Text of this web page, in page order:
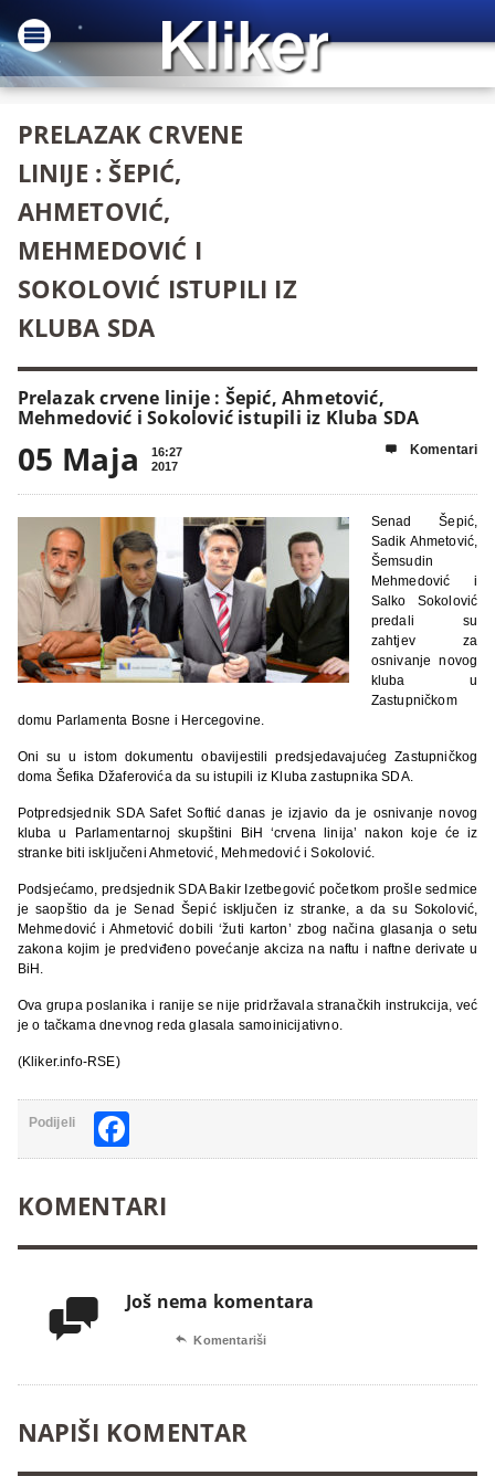
PRELAZAK CRVENE
LINIJE : ŠEPIĆ,
AHMETOVIĆ,
MEHMEDOVIĆ I
SOKOLOVIĆ ISTUPILI IZ
KLUBA SDA
Prelazak crvene linije : Šepić, Ahmetović,
Mehmedović i Sokolović istupili iz Kluba SDA
05 Maja
16:27
2017
 Komentari
Senad Šepić,
Sadik Ahmetović,
Šemsudin
Mehmedović i
Salko Sokolović
predali su
zahtjev za
osnivanje novog
kluba u
Zastupničkom
domu Parlamenta Bosne i Hercegovine.
Oni su u istom dokumentu obavijestili predsjedavajućeg Zastupničkog
doma Šefika Džaferovića da su istupili iz Kluba zastupnika SDA.
Potpredsjednik SDA Safet Softić danas je izjavio da je osnivanje novog
kluba u Parlamentarnoj skupštini BiH ‘crvena linija’ nakon koje će iz
stranke biti isključeni Ahmetović, Mehmedović i Sokolović.
Podsjećamo, predsjednik SDA Bakir Izetbegović početkom prošle sedmice
je saopštio da je Senad Šepić isključen iz stranke, a da su Sokolović,
Mehmedović i Ahmetović dobili ‘žuti karton’ zbog načina glasanja o setu
zakona kojim je predviđeno povećanje akciza na naftu i naftne derivate u
BiH.
Ova grupa poslanika i ranije se nije pridržavala stranačkih instrukcija, već
je o tačkama dnevnog reda glasala samoinicijativno.
(Kliker.info-RSE)
Podijeli
KOMENTARI
 Još nema komentara
 Komentariši
NAPIŠI KOMENTAR